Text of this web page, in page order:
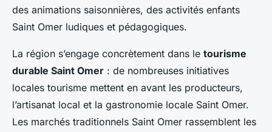
des animations saisonnières, des activités enfants
Saint Omer ludiques et pédagogiques.
La région s’engage concrètement dans le tourisme
durable Saint Omer : de nombreuses initiatives
locales tourisme mettent en avant les producteurs,
l’artisanat local et la gastronomie locale Saint Omer.
Les marchés traditionnels Saint Omer rassemblent les